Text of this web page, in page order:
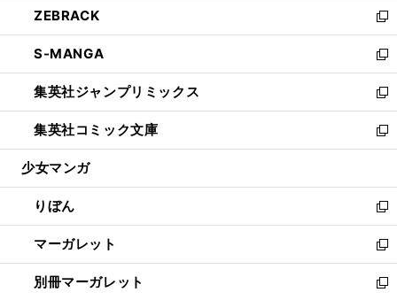
く
で
開
く
ド
ウ
で
開
く
ィ
ン
ド
ウ
で
開
く
い
ウ
ィ
ン
ド
ウ
で
開
ZEBRACK
新
し
い
ウ
ィ
ン
ド
ウ
開
く
S-MANGA
新
し
い
ウ
ィ
ン
ウ
で
開
く
集英社ジャンプリミックス
新
し
い
ウ
ン
ド
ウ
で
開
く
集英社コミック文庫
新
し
ウ
ィ
ン
ド
ウ
で
少女マンガ
りぼん
新
し
い
ウ
ィ
マーガレット
新
し
い
別冊マーガレット
新